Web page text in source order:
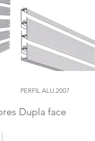
PERFIL ALU.2007
Dupla face